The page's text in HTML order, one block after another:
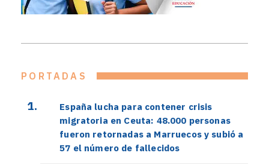
PORTADAS
España lucha para contener crisis
migratoria en Ceuta: 48.000 personas
fueron retornadas a Marruecos y subió a
57 el número de fallecidos